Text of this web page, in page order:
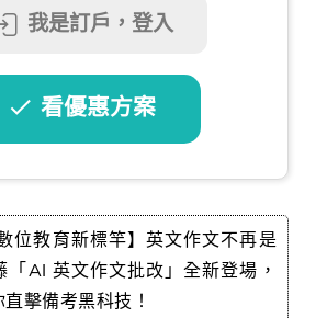
我是訂戶，登入
看優惠方案
位教育新標竿】英文作文不再是
「AI 英文作文批改」全新登場，
擊備考黑科技！